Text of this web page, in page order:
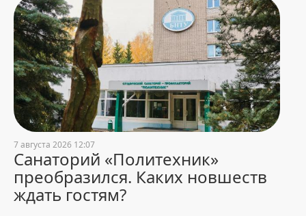
«Память живет в сердцах и
реальных делах». В БНТУ
прошло возложение цветов к
памятному знаку стройотрядам
1 August 2026 15:37
Девушки в инженерной
профессии: Валентина Кузьмич
«Чтобы оставаться на плаву,
нужно быть на одной волне со
студентами». О судьбоносных
7 августа 2026 12:07
Санаторий «Политехник»
преобразился. Каких новшеств
ждать гостям?